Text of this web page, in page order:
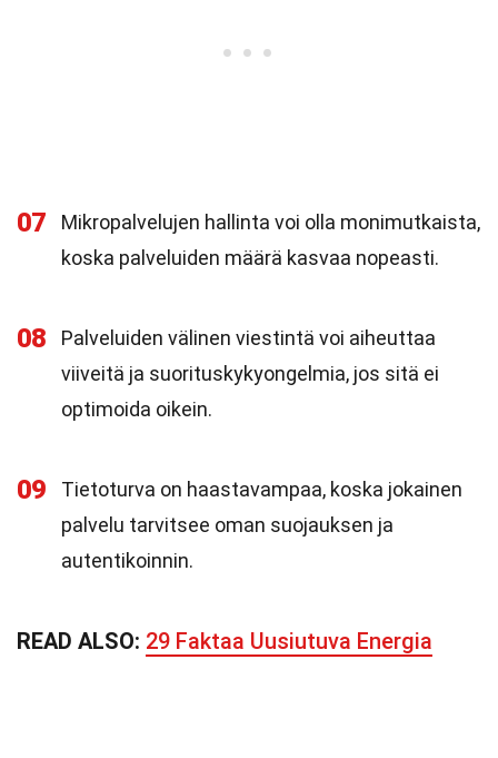
07
Mikropalvelujen hallinta voi olla monimutkaista,
koska palveluiden määrä kasvaa nopeasti.
08
Palveluiden välinen viestintä voi aiheuttaa
viiveitä ja suorituskykyongelmia, jos sitä ei
optimoida oikein.
09
Tietoturva on haastavampaa, koska jokainen
palvelu tarvitsee oman suojauksen ja
autentikoinnin.
READ ALSO: 29 Faktaa Uusiutuva Energia